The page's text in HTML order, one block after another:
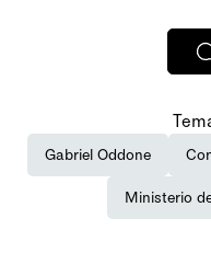
Gabriel Oddone
Ministerio